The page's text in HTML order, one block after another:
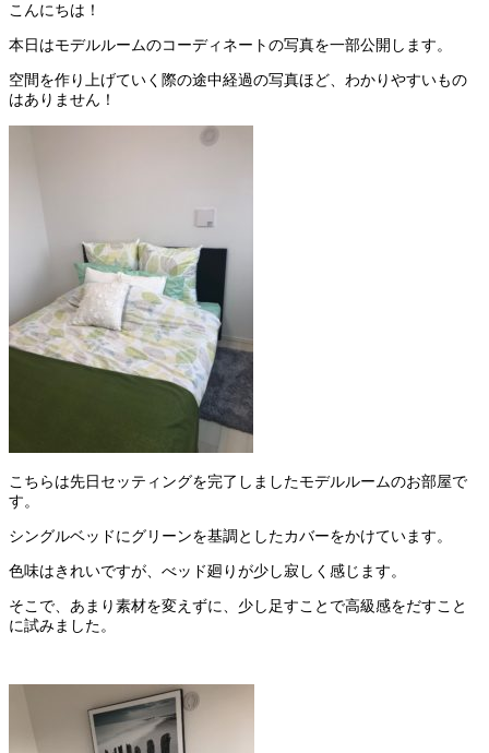
こんにちは！
本日はモデルルームのコーディネートの写真を一部公開します。
空間を作り上げていく際の途中経過の写真ほど、わかりやすいもの
はありません！
こちらは先日セッティングを完了しましたモデルルームのお部屋で
す。
シングルベッドにグリーンを基調としたカバーをかけています。
色味はきれいですが、べッド廻りが少し寂しく感じます。
そこで、あまり素材を変えずに、少し足すことで高級感をだすこと
に試みました。